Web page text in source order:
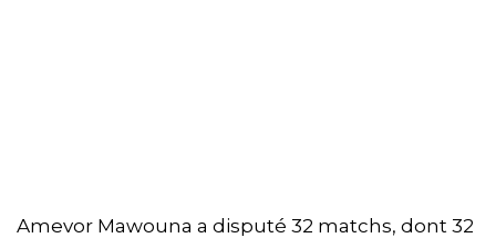
Amevor Mawouna a disputé 32 matchs, dont 32